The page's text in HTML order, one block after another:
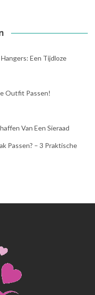
Een Tijdloze
Outfit Passen!
Van Een Sieraad
Passen? – 3 Praktische